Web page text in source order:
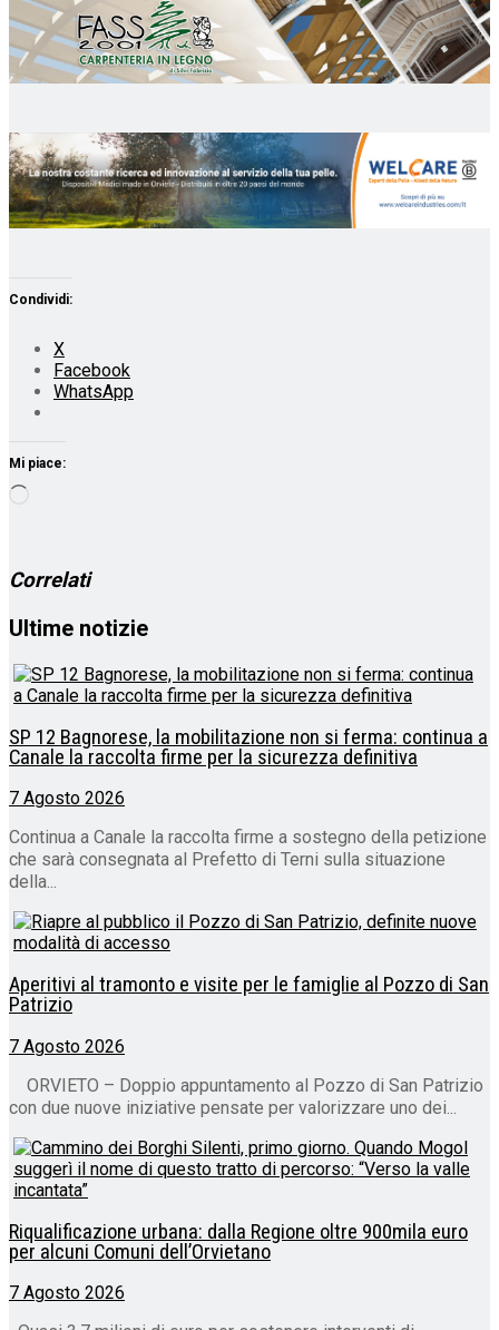
Condividi:
X
Facebook
WhatsApp
Mi piace:
Correlati
Ultime notizie
SP 12 Bagnorese, la mobilitazione non si ferma: continua a
Canale la raccolta firme per la sicurezza definitiva
7 Agosto 2026
Continua a Canale la raccolta firme a sostegno della petizione
che sarà consegnata al Prefetto di Terni sulla situazione
della...
Aperitivi al tramonto e visite per le famiglie al Pozzo di San
Patrizio
7 Agosto 2026
ORVIETO – Doppio appuntamento al Pozzo di San Patrizio
con due nuove iniziative pensate per valorizzare uno dei...
Riqualificazione urbana: dalla Regione oltre 900mila euro
per alcuni Comuni dell’Orvietano
7 Agosto 2026